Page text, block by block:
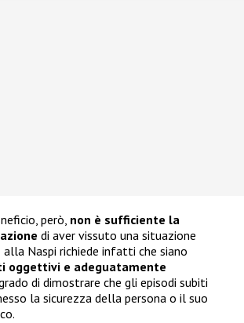
però, non è sufficiente la
di aver vissuto una situazione
alla Naspi richiede infatti che siano
oggettivi e adeguatamente
di dimostrare che gli episodi subiti
la sicurezza della persona o il suo